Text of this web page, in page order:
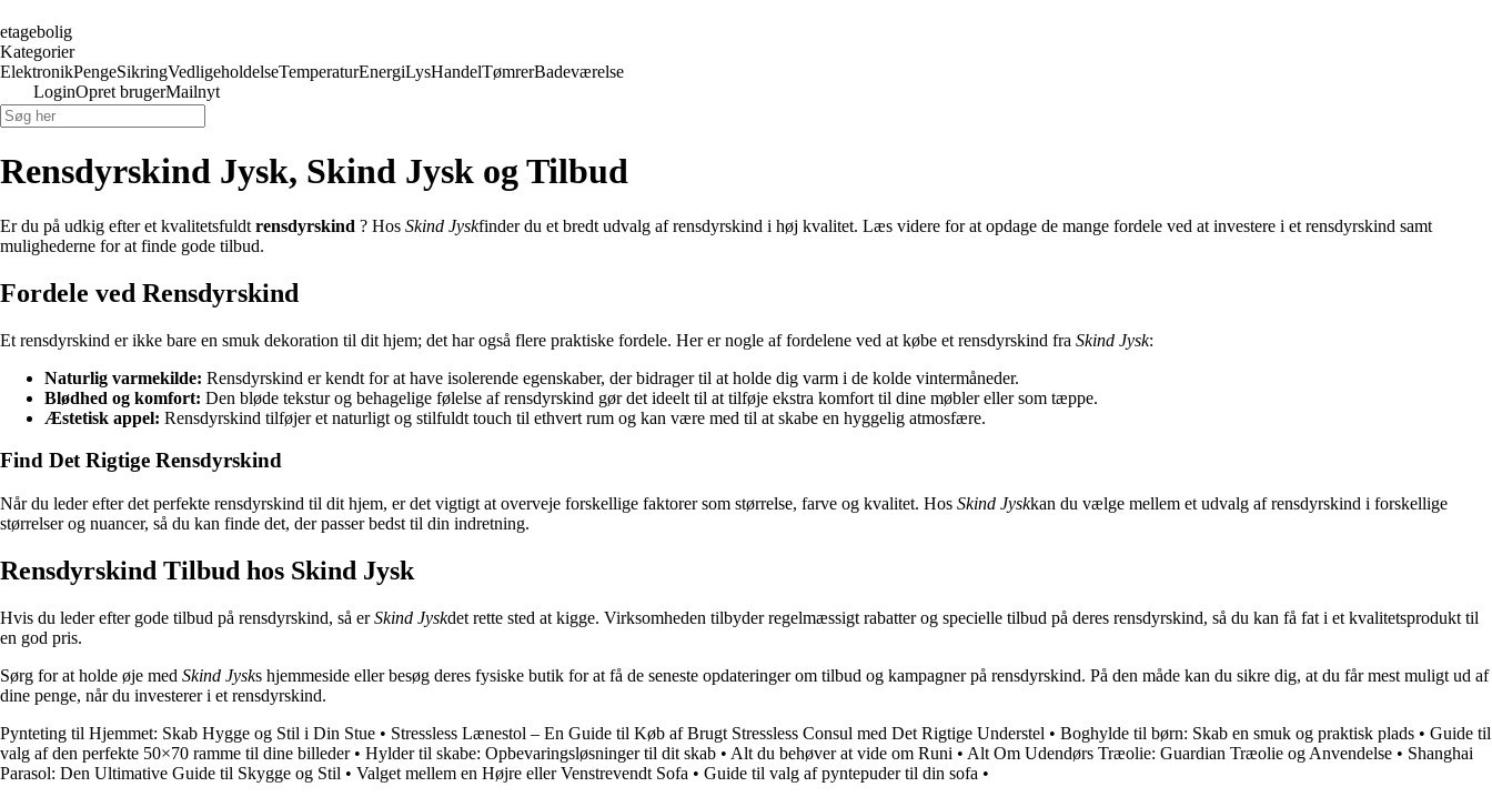
etagebolig
Kategorier
ElektronikPengeSikringVedligeholdelseTemperaturEnergiLysHandelTømrerBadeværelse
LoginOpret brugerMailnyt
Rensdyrskind Jysk, Skind Jysk og Tilbud
Er du på udkig efter et kvalitetsfuldt rensdyrskind ? Hos Skind Jyskfinder du et bredt udvalg af rensdyrskind i høj kvalitet. Læs videre for at opdage de mange fordele ved at investere i et rensdyrskind samt
mulighederne for at finde gode tilbud.
Fordele ved Rensdyrskind
Et rensdyrskind er ikke bare en smuk dekoration til dit hjem; det har også flere praktiske fordele. Her er nogle af fordelene ved at købe et rensdyrskind fra Skind Jysk:
Naturlig varmekilde: Rensdyrskind er kendt for at have isolerende egenskaber, der bidrager til at holde dig varm i de kolde vintermåneder.
Blødhed og komfort: Den bløde tekstur og behagelige følelse af rensdyrskind gør det ideelt til at tilføje ekstra komfort til dine møbler eller som tæppe.
Æstetisk appel: Rensdyrskind tilføjer et naturligt og stilfuldt touch til ethvert rum og kan være med til at skabe en hyggelig atmosfære.
Find Det Rigtige Rensdyrskind
Når du leder efter det perfekte rensdyrskind til dit hjem, er det vigtigt at overveje forskellige faktorer som størrelse, farve og kvalitet. Hos Skind Jyskkan du vælge mellem et udvalg af rensdyrskind i forskellige
størrelser og nuancer, så du kan finde det, der passer bedst til din indretning.
Rensdyrskind Tilbud hos Skind Jysk
Hvis du leder efter gode tilbud på rensdyrskind, så erSkind Jyskdet rette sted at kigge. Virksomheden tilbyder regelmæssigt rabatter og specielle tilbud på deres rensdyrskind, så du kan få fat i et kvalitetsprodukt til
en god pris.
Sørg for at holde øje med Skind Jysks hjemmeside eller besøg deres fysiske butik for at få de seneste opdateringer om tilbud og kampagner på rensdyrskind. På den måde kan du sikre dig, at du får mest muligt ud af
dine penge, når du investerer i et rensdyrskind.
Pynteting til Hjemmet: Skab Hygge og Stil i Din Stue • Stressless Lænestol – En Guide til Køb af Brugt Stressless Consul med Det Rigtige Understel • Boghylde til børn: Skab en smuk og praktisk plads • Guide til
valg af den perfekte 50×70 ramme til dine billeder• Hylder til skabe: Opbevaringsløsninger til dit skab • Alt du behøver at vide om Runi • Alt Om Udendørs Træolie: Guardian Træolie og Anvendelse • Shanghai
Parasol: Den Ultimative Guide til Skygge og Stil • Valget mellem en Højre eller Venstrevendt Sofa • Guide til valg af pyntepuder til din sofa •